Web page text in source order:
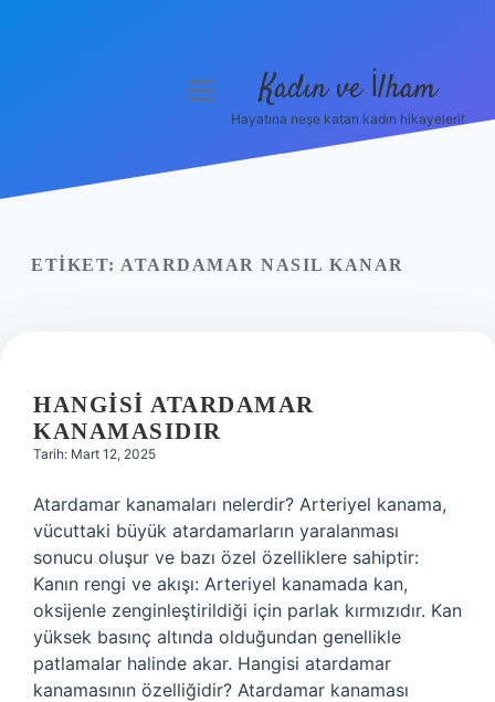
Yasal Uyarı
menüyü
Kadın ve İlham
Hayatına neşe katan kadın hikayeleri!
ETIKET: ATARDAMAR NASIL KANAR
HANGISI ATARDAMAR
KANAMASIDIR
Tarih: Mart 12, 2025
Atardamar kanamaları nelerdir? Arteriyel kanama,
vücuttaki büyük atardamarların yaralanması
sonucu oluşur ve bazı özel özelliklere sahiptir:
Kanın rengi ve akışı: Arteriyel kanamada kan,
oksijenle zenginleştirildiği için parlak kırmızıdır. Kan
yüksek basınç altında olduğundan genellikle
patlamalar halinde akar. Hangisi atardamar
kanamasının özelliğidir? Atardamar kanaması